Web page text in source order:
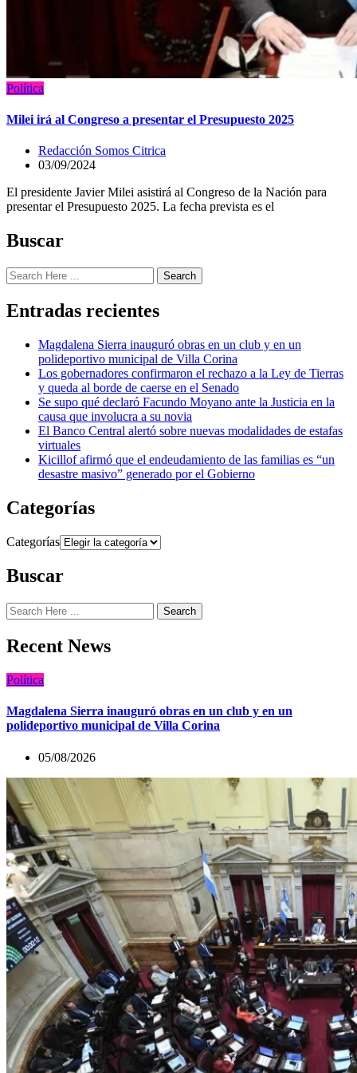
Política
Milei irá al Congreso a presentar el Presupuesto 2025
Redacción Somos Citrica
03/09/2024
El presidente Javier Milei asistirá al Congreso de la Nación para
presentar el Presupuesto 2025. La fecha prevista es el
Buscar
Search
Entradas recientes
Magdalena Sierra inauguró obras en un club y en un
polideportivo municipal de Villa Corina
Los gobernadores confirmaron el rechazo a la Ley de Tierras
y queda al borde de caerse en el Senado
Se supo qué declaró Facundo Moyano ante la Justicia en la
causa que involucra a su novia
El Banco Central alertó sobre nuevas modalidades de estafas
virtuales
Kicillof afirmó que el endeudamiento de las familias es “un
desastre masivo” generado por el Gobierno
Categorías
Categorías
Buscar
Search
Recent News
Política
Magdalena Sierra inauguró obras en un club y en un
polideportivo municipal de Villa Corina
05/08/2026